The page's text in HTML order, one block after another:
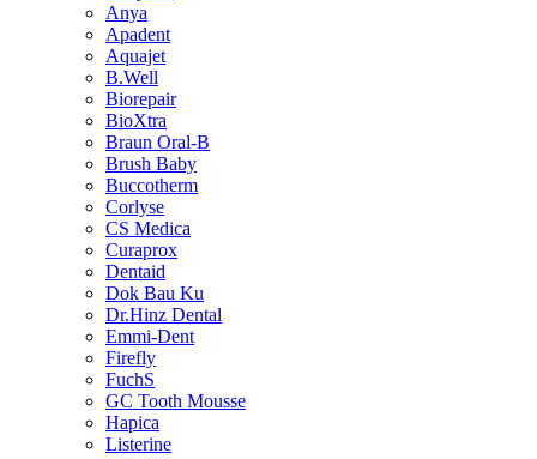
Anya
Apadent
Aquajet
B.Well
Biorepair
BioXtra
Braun Oral-B
Brush Baby
Buccotherm
Corlyse
CS Medica
Curaprox
Dentaid
Dok Bau Ku
Dr.Hinz Dental
Emmi-Dent
Firefly
FuchS
GC Tooth Mousse
Hapica
Listerine